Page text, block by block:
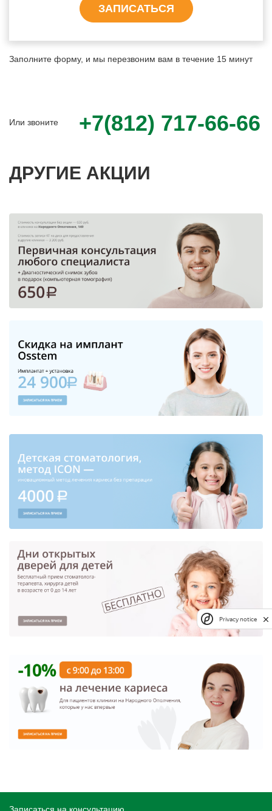
ЗАПИСАТЬСЯ
Заполните форму, и мы перезвоним вам в течение 15 минут
Или звоните +7(812) 717-66-66
ДРУГИЕ АКЦИИ
Privacy notice